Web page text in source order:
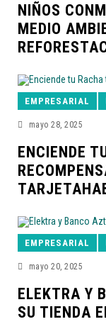
NIÑOS
MEDIO
EMPRESARIAL
mayo 28, 2025
ENCIENDE
EMPRESARIAL
mayo 20, 2025
ELEKTRA Y
SU TIENDA